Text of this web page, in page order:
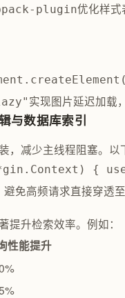
plugin优化样式
实现图片延迟加载
与数据库索引
，减少主线程阻塞。
{
免高频请求直接穿透
提升检索效率。例如：
性能提升